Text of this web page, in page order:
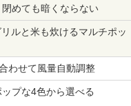
めても暗くならない
ルと米も炊けるマルチポッ
わせて風量自動調整
プな4色から選べる